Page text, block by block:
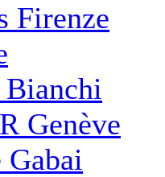
Firenze
Bianchi
Genève